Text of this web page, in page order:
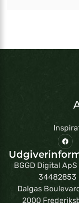
BGGD Digital ApS
34482853
Dalgas
2000